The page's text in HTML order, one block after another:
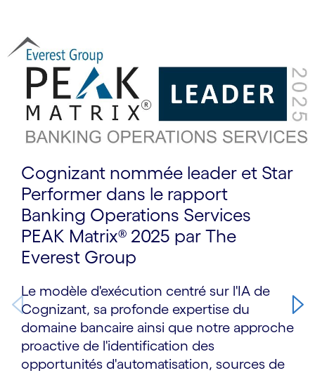
Cognizant nommée leader et Star
Performer dans le rapport
Banking Operations Services
PEAK Matrix® 2025 par The
Everest Group
Le modèle d'exécution centré sur l'IA de
Cognizant, sa profonde expertise du
domaine bancaire ainsi que notre approche
proactive de l'identification des
opportunités d'automatisation, sources de